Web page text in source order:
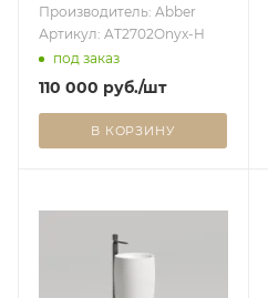
Kristall AT2702Onyx-H
черная
Производитель: Abber
Артикул: AT2702Onyx-H
под заказ
110 000 руб./шт
В КОРЗИНУ